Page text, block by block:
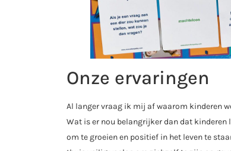
Onze ervaringen
Al langer vraag ik mij af waarom kinderen
Wat is er nou belangrijker dan dat
om te groeien en positief in het leven te